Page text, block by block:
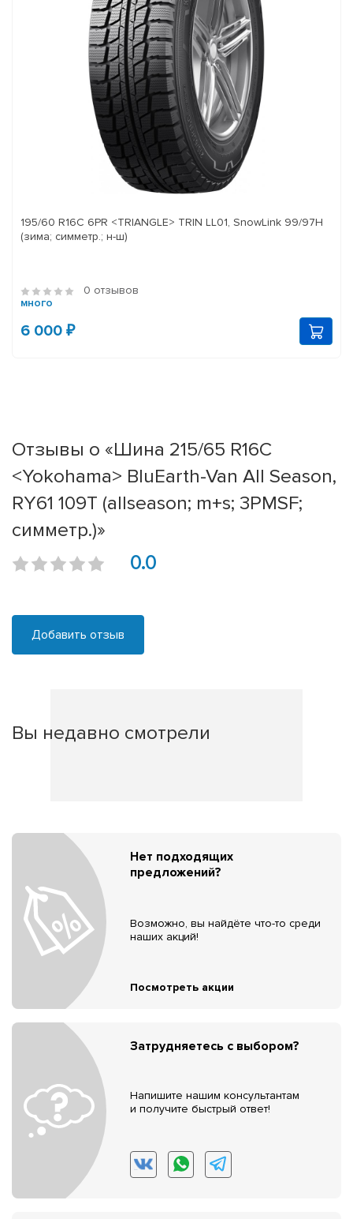
195/60 R16C 6PR <TRIANGLE> TRIN LL01, SnowLink 99/97H
(зима; симметр.; н-ш)
0 отзывов
много
6 000 ₽
Отзывы о «Шина 215/65 R16C
<Yokohama> BluEarth-Van All Season,
RY61 109T (allseason; m+s; 3PMSF;
симметр.)»
0.0
Добавить отзыв
Вы недавно смотрели
Нет подходящих
предложений?
Возможно, вы найдёте что-то среди
наших акций!
Посмотреть акции
Затрудняетесь с выбором?
Напишите нашим консультантам
и получите быстрый ответ!